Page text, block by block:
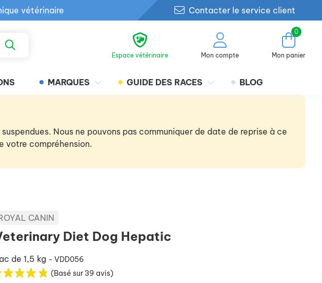
vétérinaire
en clinique
Contacter le service client
Espace vétérinaire Mon compte
0
Mon panier
MARQUES GUIDE DES RACES BLOG
Nous ne pouvons pas communiquer de date de reprise à ce
votre compréhension.
CANIN
Diet Dog Hepatic
de 1,5 kg - VDD056
(Basé sur 39 avis)